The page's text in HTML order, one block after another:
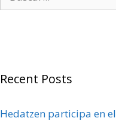
Recent Posts
Hedatzen participa en el